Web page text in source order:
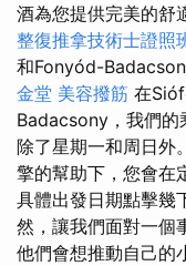
酒為您提供完美的舒
整復推拿技術士證照
和Fonyód-
金堂 美容撥筋 在
Badacsony，我們的
除了星期一和周日外
擎的幫助下，您會在
具體出發日期點擊幾
然，讓我們面對一個
他們會想推動自己的